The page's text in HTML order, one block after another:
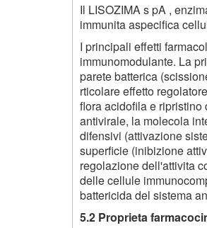
Il LISOZIMA s pA ,
immunita aspecifica
I principali effetti
immunomodulante. La
parete batterica
rticolare effetto
flora acidofila e
antivirale, la molecola
difensivi (attivazione
superficie (inibizione
regolazione dell'attivita
delle cellule
battericida del sistema
5.2 Proprieta